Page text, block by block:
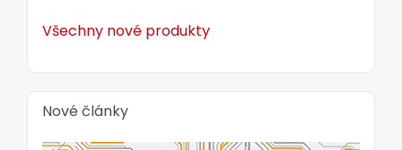
Všechny nové produkty
Nové články